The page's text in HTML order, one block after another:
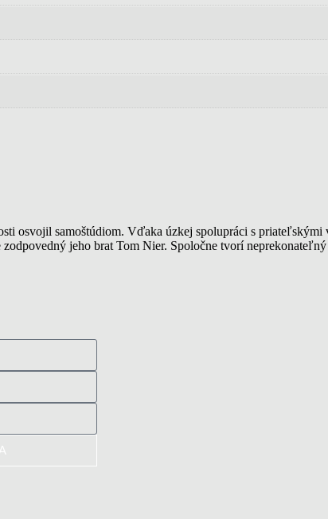
osvojil samoštúdiom. Vďaka úzkej spolupráci s
jeho brat Tom Nier. Spoločne tvorí